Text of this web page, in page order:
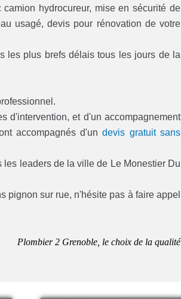
hydrocureur, mise en sécurité de
usagé, devis pour rénovation de votre
les plus brefs délais tous les jours de la
d'intervention, et d'un accompagnement
accompagnés d'undevis gratuit sans
leaders de la ville de Le Monestier Du
pignon sur rue, n'hésite pas à faire appel
Plombier 2 Grenoble, le choix de la qualité